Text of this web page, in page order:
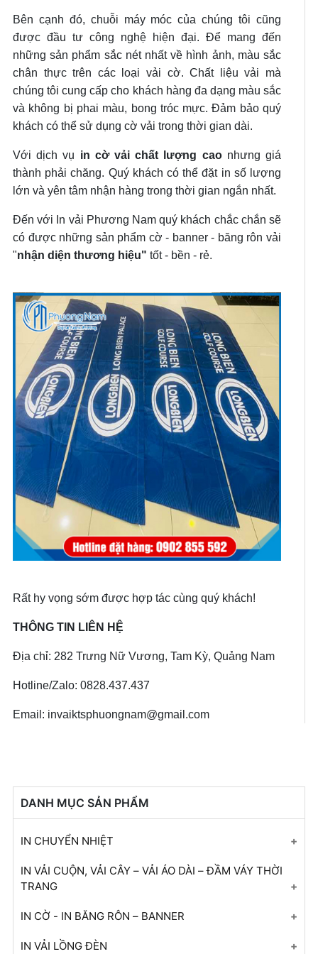
Bên cạnh đó, chuỗi máy móc của chúng tôi cũng
được đầu tư công nghệ hiện đại. Để mang đến
những sản phẩm sắc nét nhất về hình ảnh, màu sắc
chân thực trên các loại vải cờ. Chất liệu vải mà
chúng tôi cung cấp cho khách hàng đa dạng màu sắc
và không bị phai màu, bong tróc mực. Đảm bảo quý
khách có thể sử dụng cờ vải trong thời gian dài.
Với dịch vụ in cờ vải chất lượng caonhưng giá
thành phải chăng. Quý khách có thể đặt in số lượng
lớn và yên tâm nhận hàng trong thời gian ngắn nhất.
Đến với In vải Phương Nam quý khách chắc chắn sẽ
có được những sản phẩm cờ - banner - băng rôn vải
"nhận diện thương hiệu" tốt - bền - rẻ.
Rất hy vọng sớm được hợp tác cùng quý khách!
THÔNG TIN LIÊN HỆ
Địa chỉ: 282 Trưng Nữ Vương, Tam Kỳ, Quảng Nam
Hotline/Zalo: 0828.437.437
Email: invaiktsphuongnam@gmail.com
DANH MỤC SẢN PHẨM
IN CHUYỂN NHIỆT
In Chuyển Nhiệt
In Chuyển Nhiệt
In Chuyển Nhiệt
In Chuyển Nhiệt
IN VẢI CUỘN, VẢI CÂY – VẢI ÁO DÀI – ĐẦM VÁY THỜI
TRANG
In vải áo dài
In Vải Áo Dài
IN CỜ - IN BĂNG RÔN – BANNER
In Cờ
IN VẢI LỒNG ĐÈN